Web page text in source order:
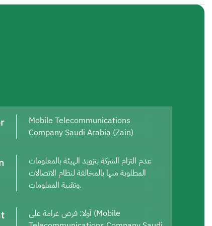
Mobile Telecommunications
Company Saudi Arabia (Zain)
عدم التزام الشركة بتزويد الهيئة بالمعلومات
المطلوبة منها بالمخالفة لنظام الاتصالات
وتقنية المعلومات.
أولا: فرض غرامة على (Mobile